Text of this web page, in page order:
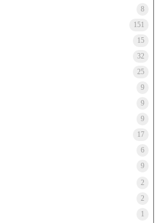
8
151
15
32
25
9
9
9
17
6
9
2
2
1